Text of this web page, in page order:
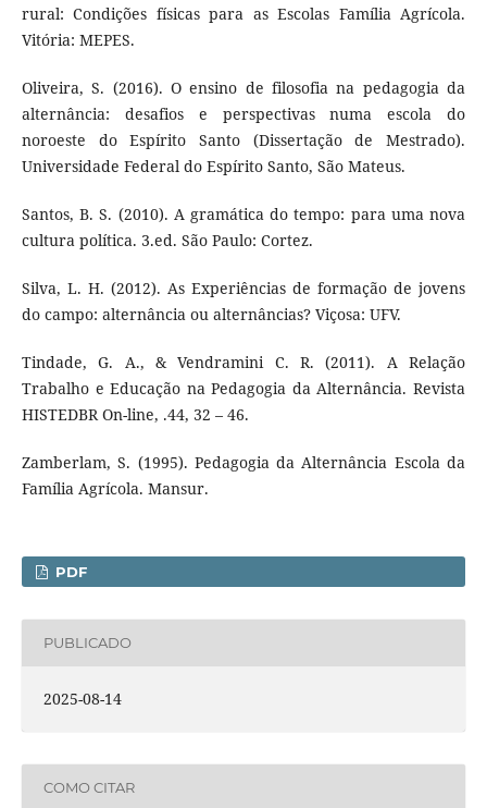
rural: Condições físicas para as Escolas Família Agrícola.
Vitória: MEPES.
Oliveira, S. (2016). O ensino de filosofia na pedagogia da
alternância: desafios e perspectivas numa escola do
noroeste do Espírito Santo (Dissertação de Mestrado).
Universidade Federal do Espírito Santo, São Mateus.
Santos, B. S. (2010). A gramática do tempo: para uma nova
cultura política. 3.ed. São Paulo: Cortez.
Silva, L. H. (2012). As Experiências de formação de jovens
do campo: alternância ou alternâncias? Viçosa: UFV.
Tindade, G. A., & Vendramini C. R. (2011). A Relação
Trabalho e Educação na Pedagogia da Alternância. Revista
HISTEDBR On-line, .44, 32 – 46.
Zamberlam, S. (1995). Pedagogia da Alternância Escola da
Família Agrícola. Mansur.
PDF
PUBLICADO
2025-08-14
COMO CITAR